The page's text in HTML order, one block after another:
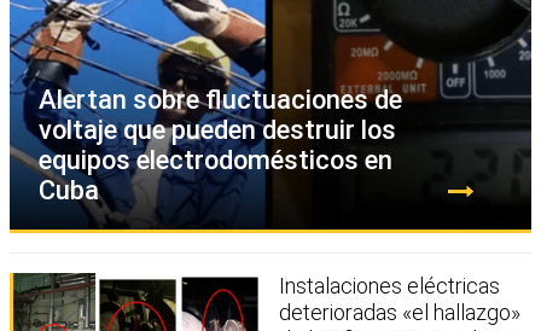
Alertan sobre fluctuaciones de
voltaje que pueden destruir los
equipos electrodomésticos en
Cuba
Instalaciones eléctricas
deterioradas «el hallazgo»